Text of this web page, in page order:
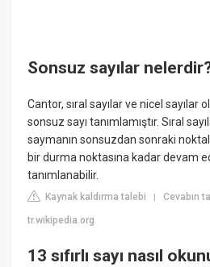
Sonsuz sayılar
Cantor, sıral sayılar ve nicel sayılar
sonsuz sayı tanımlamıştır. Sıral
saymanın sonsuzdan sonraki
bir durma noktasına kadar devam
tanımlanabilir.
Kaynak kaldırma talebi |Cevabın
tr.wikipedia.org
13 sıfırlı sayı nasıl